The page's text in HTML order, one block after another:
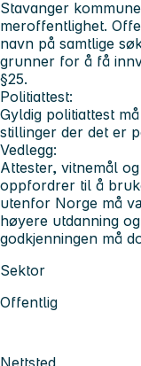
Stavanger
meroffentlighet.
navn på samtlige
grunner for å få
§25.
Politiattest:
Gyldig politiattest
stillinger der det er
Vedlegg:
Attester, vitnemål
oppfordrer til å
utenfor Norge må
høyere utdanning
godkjenningen må
Sektor
Offentlig
Nettsted